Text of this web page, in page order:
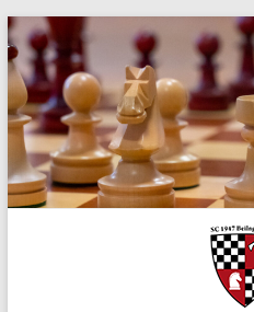
Zum
Inhalt
springen